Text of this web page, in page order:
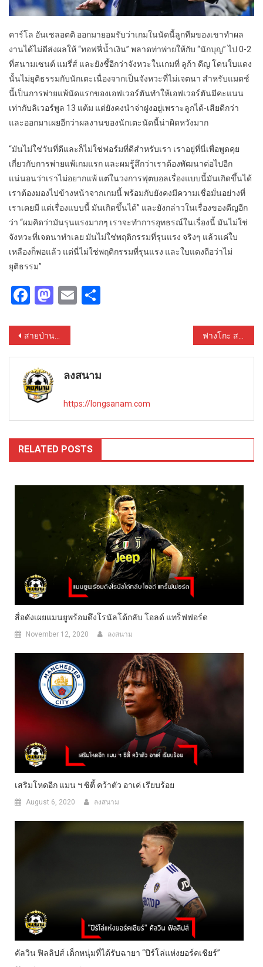
คาร์โล อันเชลอตติ ออกมายอมรับว่าเกมในนัดนี้ลูกทีมของเขาทำผล
งานได้ไม่ดีส่งผลให้ “ทอฟฟี่น้ำเงิน” พลาดท่าพ่ายให้กับ “นักบุญ” ไป 0-2
ที่สนามเซนต์ แมรี่ส์ และยังชี้อีกว่าจังหวะในเกมที่ ลูก้า ดีญ โดนใบแดง
นั้นไม่ยุติธรรมกับนักเตะเนื่องจากเป็นจังหวะที่ไม่เจตนา สำหรับแมตช์
นี้เป็นการพ่ายแพ้นัดแรกของเอฟเวอร์ตันทำให้เอฟเวอร์ตันมีคะแนน
เท่ากับลิเวอร์พูล 13 แต้ม แต่ยังคงนำจ่าฝูงอยู่เพราะลูกได้-เสียดีกว่า
และออกมาเผยอีกว่าผลงานของนักเตะนัดนี้น่าผิดหวังมาก
“มันไม่ใช่วันที่ดีและก็ไม่ใช่ฟอร์มที่ดีสำหรับเรา เราอยู่ที่นี่เพื่อพูดคุย
เกี่ยวกับการพ่ายแพ้เกมแรก และผมรู้สึกว่าเราต้องพัฒนาต่อไปอีก
แน่นอนว่าเราไม่อยากแพ้ แต่ในวงการฟุตบอลเรื่องแบบนี้มันเกิดขึ้นได้
เราต้องมองไปข้างหน้าจากเกมนี้ พร้อมกับยังคงมีความเชื่อมั่นอย่างที่
เราเคยมี แต่เรื่องแบบนี้ มันเกิดขึ้นได้” และยังกล่าวในเรื่องของดีญอีก
ว่า “ผมคิดว่ามันรุนแรงมากๆ เราจะทำการอุทธรณ์ในเรื่องนี้ มันไม่ใช่
จังหวะที่เจตนาทำเลย มันไม่ใช่พฤติกรรมที่รุนแรง จริงๆ แล้วแค่ใบ
เหลืองก็พอแล้ว แต่นี่ไม่ใช่พฤติกรรมที่รุนแรง และใบแดงถือว่าไม่
ยุติธรรม”
Facebook
Mastodon
Email
Post
navigation
สายป่าน สาวน้อยตัวเล็กแฟนบอลลิเวอร์พูล ฟางโกะ สาวผมสั้นแฟนบอลลิเวอร์พูล
ลงสนาม
https://longsanam.com
RELATED POSTS
สื่อดังเผยแมนยูพร้อมดึงโรนัลโด้กลับ โอลด์ แทร็ฟฟอร์ด
November 12, 2020 ลงสนาม
เสริมโหดอีก แมน ฯ ซิตี้ คว้าตัว อาเค่ เรียบร้อย
August 6, 2020 ลงสนาม
คัลวิน ฟิลลิปส์ เด็กหนุ่มที่ได้รับฉายา “ปีร์โล่แห่งยอร์คเชียร์”